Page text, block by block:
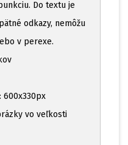
Do textu je
odkazy, nemôžu
v perexe.
600x330px
vo veľkosti